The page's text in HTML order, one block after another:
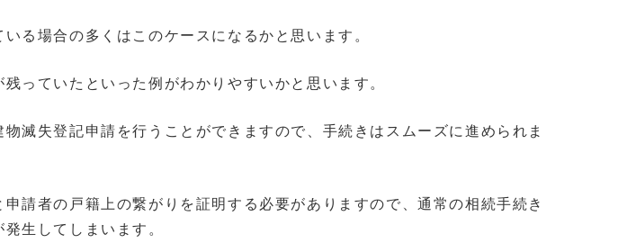
る場合の多くはこのケースになるかと思います。
っていたといった例がわかりやすいかと思います。
滅失登記申請を行うことができますので、手続きはスムーズに進められま
請者の戸籍上の繋がりを証明する必要がありますので、通常の相続手続き
生してしまいます。